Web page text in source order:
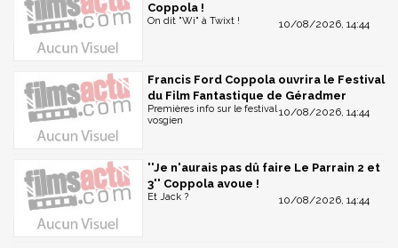
Coppola !
10/08/2026, 14:44
On dit "Wi" à Twixt !
Francis Ford Coppola ouvrira le Festival
du Film Fantastique de Géradmer
10/08/2026, 14:44
Premières info sur le festival
vosgien
''Je n'aurais pas dû faire Le Parrain 2 et
3'' Coppola avoue !
10/08/2026, 14:44
Et Jack ?